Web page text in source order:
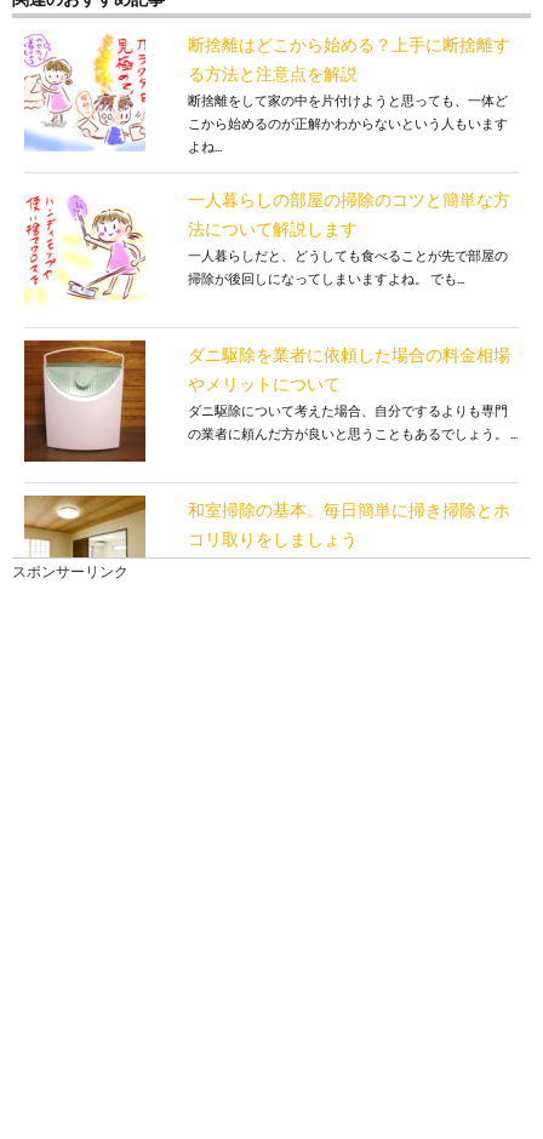
断捨離はどこから始める？上手に断捨離す
る方法と注意点を解説
断捨離をして家の中を片付けようと思っても、一体ど
こから始めるのが正解かわからないという人もいます
よね...
一人暮らしの部屋の掃除のコツと簡単な方
法について解説します
一人暮らしだと、どうしても食べることが先で部屋の
掃除が後回しになってしまいますよね。 でも...
ダニ駆除を業者に依頼した場合の料金相場
やメリットについて
ダニ駆除について考えた場合、自分でするよりも専門
の業者に頼んだ方が良いと思うこともあるでしょう。 ...
和室掃除の基本。毎日簡単に掃き掃除とホ
コリ取りをしましょう
スポンサーリンク